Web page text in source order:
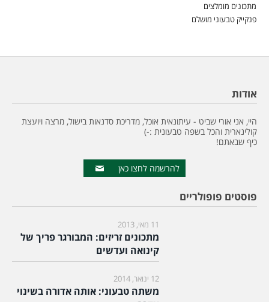
מתכונים מומלצים
פנקייק טבעוני מושלם
אודות
היי, אני אורי שביט - עיתונאית אוכל, מדריכת סדנאות בישול, מרצה ויועצת
קולינארית והכל בשפה טבעונית :-)
כיף שבאתם!
להרשמה לחצו כאן
פוסטים פופולריים
11 מאי, 2013
מתכונים זריזים: המבורגר פריך של
קינואה ועדשים
12 ינואר, 2014
משתה טבעוני: אותה אדורה בשינוי